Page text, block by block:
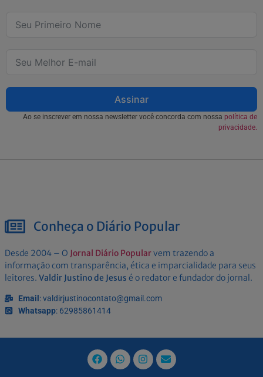
Assinar
Ao se inscrever em nossa newsletter você concorda com nossa política de
privacidade.
Conheça o Diário Popular
Desde 2004 – O Jornal Diário Popularvem trazendo a
informação com transparência, ética e imparcialidade para seus
leitores. Valdir Justino de Jesus é o redator e fundador do jornal.
Email : valdirjustinocontato@gmail.com
Whatsapp: 62985861414